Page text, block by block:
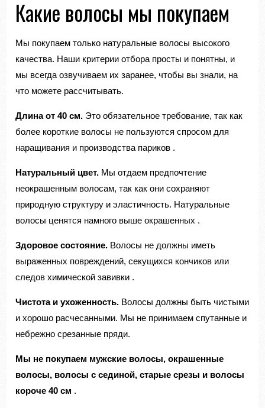
Какие волосы мы покупаем
Мы покупаем только натуральные волосы высокого
качества. Наши критерии отбора просты и понятны, и
мы всегда озвучиваем их заранее, чтобы вы знали, на
что можете рассчитывать.
Длина от 40 см. Это обязательное требование, так как
более короткие волосы не пользуются спросом для
наращивания и производства париков .
Натуральный цвет. Мы отдаем предпочтение
неокрашенным волосам, так как они сохраняют
природную структуру и эластичность. Натуральные
волосы ценятся намного выше окрашенных .
Здоровое состояние. Волосы не должны иметь
выраженных повреждений, секущихся кончиков или
следов химической завивки .
Чистота и ухоженность. Волосы должны быть чистыми
и хорошо расчесанными. Мы не принимаем спутанные и
небрежно срезанные пряди.
Мы не покупаем мужские волосы, окрашенные
волосы, волосы с сединой, старые срезы и волосы
короче 40 см .